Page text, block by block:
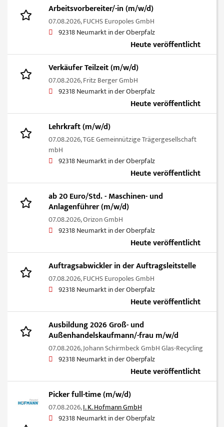
Arbeitsvorbereiter/-in (m/w/d)
07.08.2026,FUCHS Europoles GmbH
92318 Neumarkt in der Oberpfalz
Heute veröffentlicht
Verkäufer Teilzeit (m/w/d)
07.08.2026,Fritz Berger GmbH
92318 Neumarkt in der Oberpfalz
Heute veröffentlicht
Lehrkraft (m/w/d)
07.08.2026,TGE Gemeinnützige Trägergesellschaft
mbH
92318 Neumarkt in der Oberpfalz
Heute veröffentlicht
ab 20 Euro/Std. - Maschinen- und
Anlagenführer (m/w/d)
07.08.2026,Orizon GmbH
92318 Neumarkt in der Oberpfalz
Heute veröffentlicht
Auftragsabwickler in der Auftragsleitstelle
07.08.2026,FUCHS Europoles GmbH
92318 Neumarkt in der Oberpfalz
Heute veröffentlicht
Ausbildung 2026 Groß- und
Außenhandelskaufmann/-frau m/w/d
07.08.2026,Johann Schirmbeck GmbH Glas-Recycling
92318 Neumarkt in der Oberpfalz
Heute veröffentlicht
Picker full-time (m/w/d)
07.08.2026,I. K. Hofmann GmbH
92318 Neumarkt in der Oberpfalz